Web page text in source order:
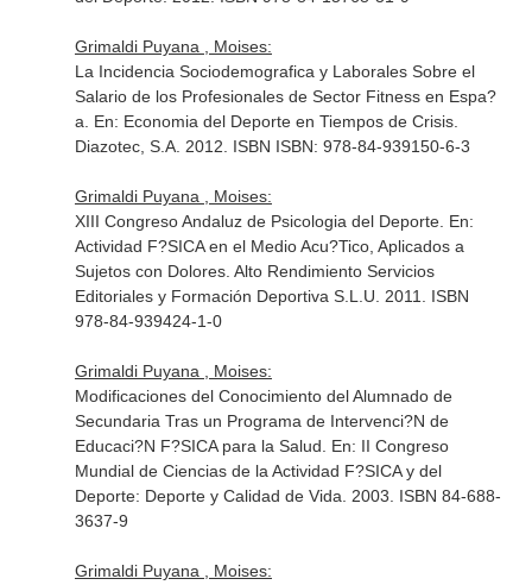
Grimaldi Puyana , Moises:
La Incidencia Sociodemografica y Laborales Sobre el
Salario de los Profesionales de Sector Fitness en Espa?
a. En: Economia del Deporte en Tiempos de Crisis.
Diazotec, S.A. 2012. ISBN ISBN: 978-84-939150-6-3
Grimaldi Puyana , Moises:
XIII Congreso Andaluz de Psicologia del Deporte. En:
Actividad F?SICA en el Medio Acu?Tico, Aplicados a
Sujetos con Dolores. Alto Rendimiento Servicios
Editoriales y Formación Deportiva S.L.U. 2011. ISBN
978-84-939424-1-0
Grimaldi Puyana , Moises:
Modificaciones del Conocimiento del Alumnado de
Secundaria Tras un Programa de Intervenci?N de
Educaci?N F?SICA para la Salud. En: II Congreso
Mundial de Ciencias de la Actividad F?SICA y del
Deporte: Deporte y Calidad de Vida . 2003. ISBN 84-688-
3637-9
Grimaldi Puyana , Moises: